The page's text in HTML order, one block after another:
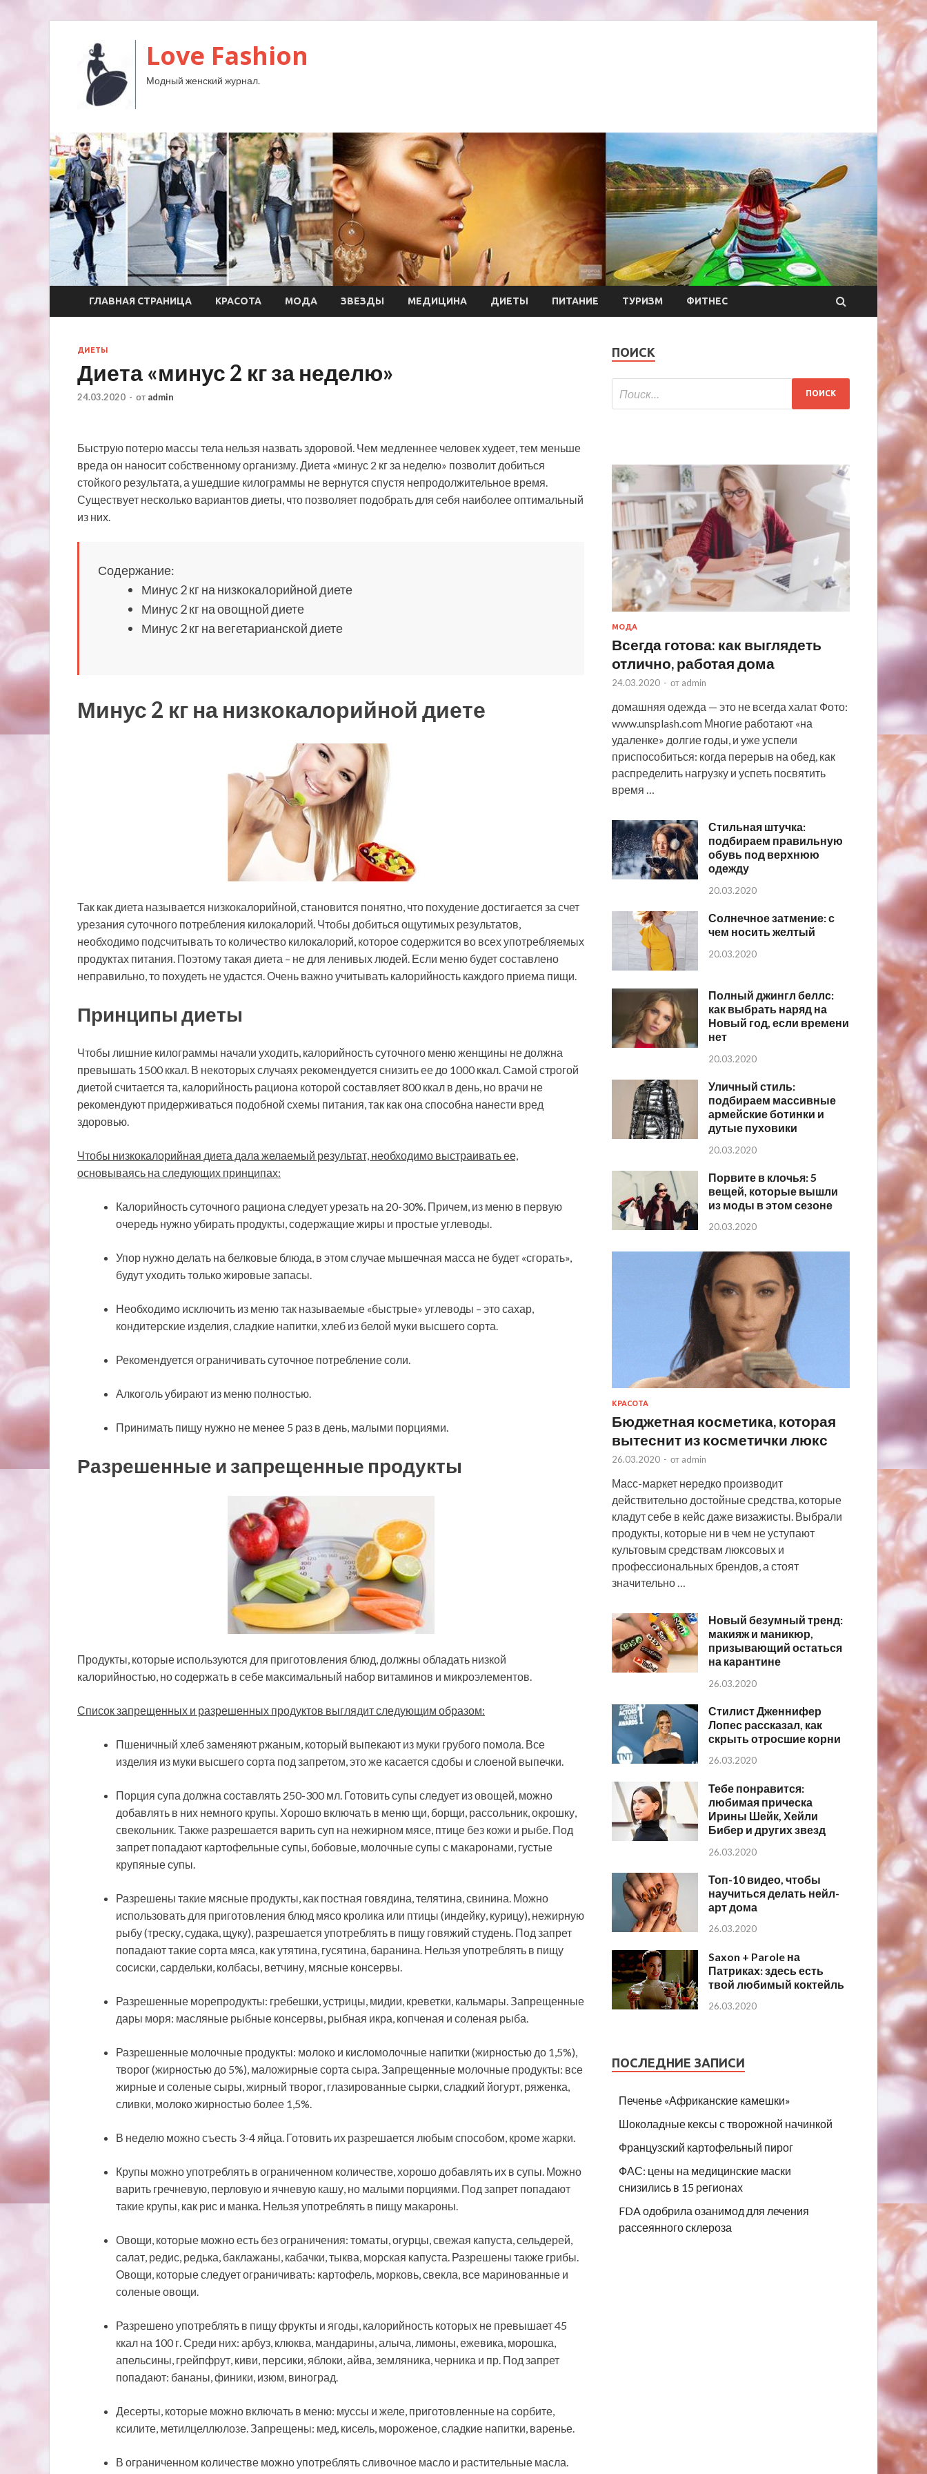
Love Fashion
Модный женский журнал.
ГЛАВНАЯ СТРАНИЦА КРАСОТА МОДА ЗВЕЗДЫ МЕДИЦИНА ДИЕТЫ ПИТАНИЕ ТУРИЗМ ФИТНЕС
ДИЕТЫ
Диета «минус 2 кг за неделю»
24.03.2020 - от admin
Быструю потерю массы тела нельзя назвать здоровой. Чем медленнее человек худеет, тем меньше
вреда он наносит собственному организму. Диета «минус 2 кг за неделю» позволит добиться
стойкого результата, а ушедшие килограммы не вернутся спустя непродолжительное время.
Существует несколько вариантов диеты, что позволяет подобрать для себя наиболее оптимальный
из них.
Содержание:
Минус 2 кг на низкокалорийной диете
Минус 2 кг на овощной диете
Минус 2 кг на вегетарианской диете
Минус 2 кг на низкокалорийной диете
Так как диета называется низкокалорийной, становится понятно, что похудение достигается за счет
урезания суточного потребления килокалорий. Чтобы добиться ощутимых результатов,
необходимо подсчитывать то количество килокалорий, которое содержится во всех употребляемых
продуктах питания. Поэтому такая диета – не для ленивых людей. Если меню будет составлено
неправильно, то похудеть не удастся. Очень важно учитывать калорийность каждого приема пищи.
Принципы диеты
Чтобы лишние килограммы начали уходить, калорийность суточного меню женщины не должна
превышать 1500 ккал. В некоторых случаях рекомендуется снизить ее до 1000 ккал. Самой строгой
диетой считается та, калорийность рациона которой составляет 800 ккал в день, но врачи не
рекомендуют придерживаться подобной схемы питания, так как она способна нанести вред
здоровью.
Чтобы низкокалорийная диета дала желаемый результат, необходимо выстраивать ее,
основываясь на следующих принципах:
Калорийность суточного рациона следует урезать на 20-30%. Причем, из меню в первую
очередь нужно убирать продукты, содержащие жиры и простые углеводы.
Упор нужно делать на белковые блюда, в этом случае мышечная масса не будет «сгорать»,
будут уходить только жировые запасы.
Необходимо исключить из меню так называемые «быстрые» углеводы – это сахар,
кондитерские изделия, сладкие напитки, хлеб из белой муки высшего сорта.
Рекомендуется ограничивать суточное потребление соли.
Алкоголь убирают из меню полностью.
Принимать пищу нужно не менее 5 раз в день, малыми порциями.
Разрешенные и запрещенные продукты
Продукты, которые используются для приготовления блюд, должны обладать низкой
калорийностью, но содержать в себе максимальный набор витаминов и микроэлементов.
Список запрещенных и разрешенных продуктов выглядит следующим образом:
Пшеничный хлеб заменяют ржаным, который выпекают из муки грубого помола. Все
изделия из муки высшего сорта под запретом, это же касается сдобы и слоеной выпечки.
Порция супа должна составлять 250-300 мл. Готовить супы следует из овощей, можно
добавлять в них немного крупы. Хорошо включать в меню щи, борщи, рассольник, окрошку,
свекольник. Также разрешается варить суп на нежирном мясе, птице без кожи и рыбе. Под
запрет попадают картофельные супы, бобовые, молочные супы с макаронами, густые
крупяные супы.
Разрешены такие мясные продукты, как постная говядина, телятина, свинина. Можно
использовать для приготовления блюд мясо кролика или птицы (индейку, курицу), нежирную
рыбу (треску, судака, щуку), разрешается употреблять в пищу говяжий студень. Под запрет
попадают такие сорта мяса, как утятина, гусятина, баранина. Нельзя употреблять в пищу
сосиски, сардельки, колбасы, ветчину, мясные консервы.
Разрешенные морепродукты: гребешки, устрицы, мидии, креветки, кальмары. Запрещенные
дары моря: масляные рыбные консервы, рыбная икра, копченая и соленая рыба.
Разрешенные молочные продукты: молоко и кисломолочные напитки (жирностью до 1,5%),
творог (жирностью до 5%), маложирные сорта сыра. Запрещенные молочные продукты: все
жирные и соленые сыры, жирный творог, глазированные сырки, сладкий йогурт, ряженка,
сливки, молоко жирностью более 1,5%.
В неделю можно съесть 3-4 яйца. Готовить их разрешается любым способом, кроме жарки.
Крупы можно употреблять в ограниченном количестве, хорошо добавлять их в супы. Можно
варить гречневую, перловую и ячневую кашу, но малыми порциями. Под запрет попадают
такие крупы, как рис и манка. Нельзя употреблять в пищу макароны.
Овощи, которые можно есть без ограничения: томаты, огурцы, свежая капуста, сельдерей,
салат, редис, редька, баклажаны, кабачки, тыква, морская капуста. Разрешены также грибы.
Овощи, которые следует ограничивать: картофель, морковь, свекла, все маринованные и
соленые овощи.
Разрешено употреблять в пищу фрукты и ягоды, калорийность которых не превышает 45
ккал на 100 г. Среди них: арбуз, клюква, мандарины, алыча, лимоны, ежевика, морошка,
апельсины, грейпфрут, киви, персики, яблоки, айва, земляника, черника и пр. Под запрет
попадают: бананы, финики, изюм, виноград.
Десерты, которые можно включать в меню: муссы и желе, приготовленные на сорбите,
ксилите, метилцеллюлозе. Запрещены: мед, кисель, мороженое, сладкие напитки, варенье.
В ограниченном количестве можно употреблять сливочное масло и растительные масла.
ПОИСК
МОДА
Всегда готова: как выглядеть
отлично, работая дома
24.03.2020 - от admin
домашняя одежда — это не всегда халат Фото:
www.unsplash.com Многие работают «на
удаленке» долгие годы, и уже успели
приспособиться: когда перерыв на обед, как
распределить нагрузку и успеть посвятить
время …
Стильная штучка:
подбираем правильную
обувь под верхнюю
одежду
20.03.2020
Солнечное затмение: с
чем носить желтый
20.03.2020
Полный джингл беллс:
как выбрать наряд на
Новый год, если времени
нет
20.03.2020
Уличный стиль:
подбираем массивные
армейские ботинки и
дутые пуховики
20.03.2020
Порвите в клочья: 5
вещей, которые вышли
из моды в этом сезоне
20.03.2020
КРАСОТА
Бюджетная косметика, которая
вытеснит из косметички люкс
26.03.2020 - от admin
Масс-маркет нередко производит
действительно достойные средства, которые
кладут себе в кейс даже визажисты. Выбрали
продукты, которые ни в чем не уступают
культовым средствам люксовых и
профессиональных брендов, а стоят
значительно …
Новый безумный тренд:
макияж и маникюр,
призывающий остаться
на карантине
26.03.2020
Стилист Дженнифер
Лопес рассказал, как
скрыть отросшие корни
26.03.2020
Тебе понравится:
любимая прическа
Ирины Шейк, Хейли
Бибер и других звезд
26.03.2020
Топ-10 видео, чтобы
научиться делать нейл-
арт дома
26.03.2020
Saxon + Parole на
Патриках: здесь есть
твой любимый коктейль
26.03.2020
ПОСЛЕДНИЕ ЗАПИСИ
Печенье «Африканские камешки»
Шоколадные кексы с творожной начинкой
Французский картофельный пирог
ФАС: цены на медицинские маски
снизились в 15 регионах
FDA одобрила озанимод для лечения
рассеянного склероза